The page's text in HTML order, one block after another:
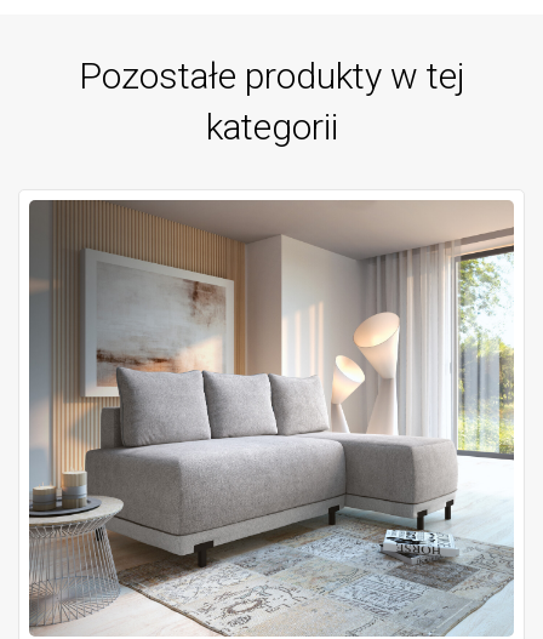
Pozostałe produkty w tej
kategorii